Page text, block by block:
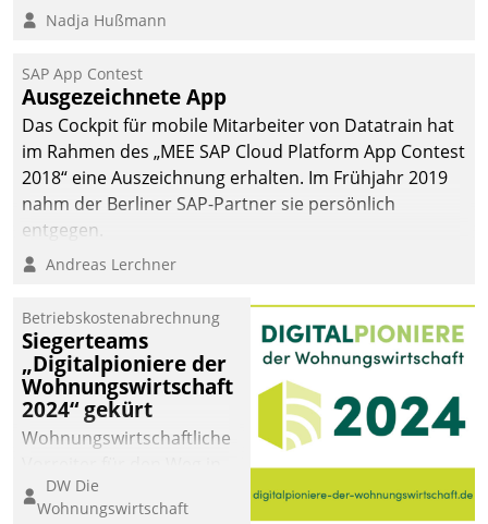
Nadja Hußmann
SAP App Contest
Ausgezeichnete App
Das Cockpit für mobile Mitarbeiter von Datatrain hat
im Rahmen des „MEE SAP Cloud Platform App Contest
2018“ eine Auszeichnung erhalten. Im Frühjahr 2019
nahm der Berliner SAP-Partner sie persönlich
entgegen.
Andreas Lerchner
Betriebskostenabrechnung
Siegerteams
„Digitalpioniere der
Wohnungswirtschaft
2024“ gekürt
Wohnungswirtschaftliche
eine digitale Zukunft zu
finden, ist das Ziel des
DW Die
Wohnungswirtschaft